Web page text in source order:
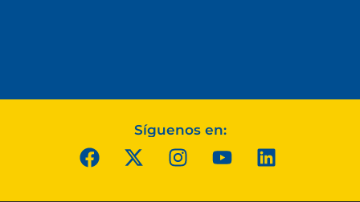
Síguenos en: